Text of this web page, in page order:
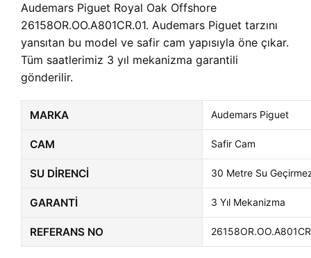
Audemars Piguet Royal Oak Offshore
26158OR.OO.A801CR.01. Audemars Piguet tarzını
yansıtan bu model ve safir cam yapısıyla öne çıkar.
Tüm saatlerimiz 3 yıl mekanizma garantili
gönderilir.
MARKA Audemars Piguet
CAM Safir Cam
SU DIRENCI 30 Metre Su
GARANTI 3 Yıl Mekanizma
REFERANS NO